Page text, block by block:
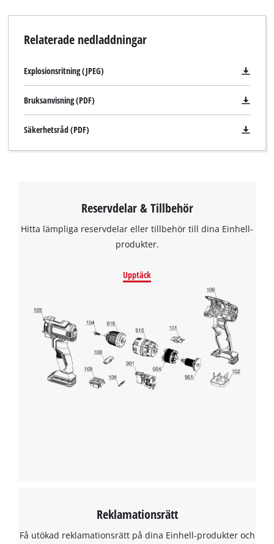
Relaterade nedladdningar
Explosionsritning (JPEG)
Bruksanvisning (PDF)
Säkerhetsråd (PDF)
Reservdelar & Tillbehör
Hitta lämpliga reservdelar eller tillbehör till dina Einhell-
produkter.
Upptäck
Reklamationsrätt
Få utökad reklamationsrätt på dina Einhell-produkter och